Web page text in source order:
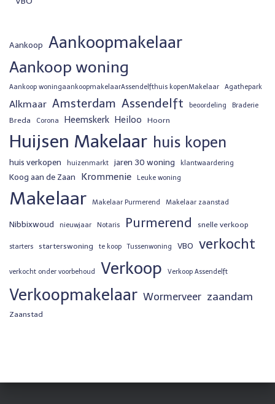
Aankoop Aankoopmakelaar
Aankoop woning
Aankoop woningaankoopmakelaarAssendelfthuis kopenMakelaar Agathepark
Alkmaar Amsterdam Assendelft beoordeling Braderie
Breda Corona Heemskerk Heiloo Hoorn
Huijsen Makelaar huis kopen
huis verkopen huizenmarkt jaren 30 woning klantwaardering
Koog aan de Zaan Krommenie Leuke woning
Makelaar Makelaar Purmerend Makelaar zaanstad
Nibbixwoud nieuwjaar Notaris Purmerend snelle verkoop
starters starterswoning te koop Tussenwoning VBO verkocht
verkocht onder voorbehoud Verkoop Verkoop Assendelft
Verkoopmakelaar Wormerveer zaandam
Zaanstad